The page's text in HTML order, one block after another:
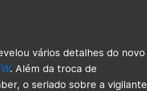
vários detalhes do novo
. Além da troca de
o seriado sobre a vigilante